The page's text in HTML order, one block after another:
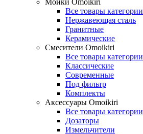
Мойки Omoikiri
Все товары категории
Нержавеющая сталь
Гранитные
Керамические
Смесители Omoikiri
Все товары категории
Классические
Современные
Под фильтр
Комплекты
Аксессуары Omoikiri
Все товары категории
Дозаторы
Измельчители